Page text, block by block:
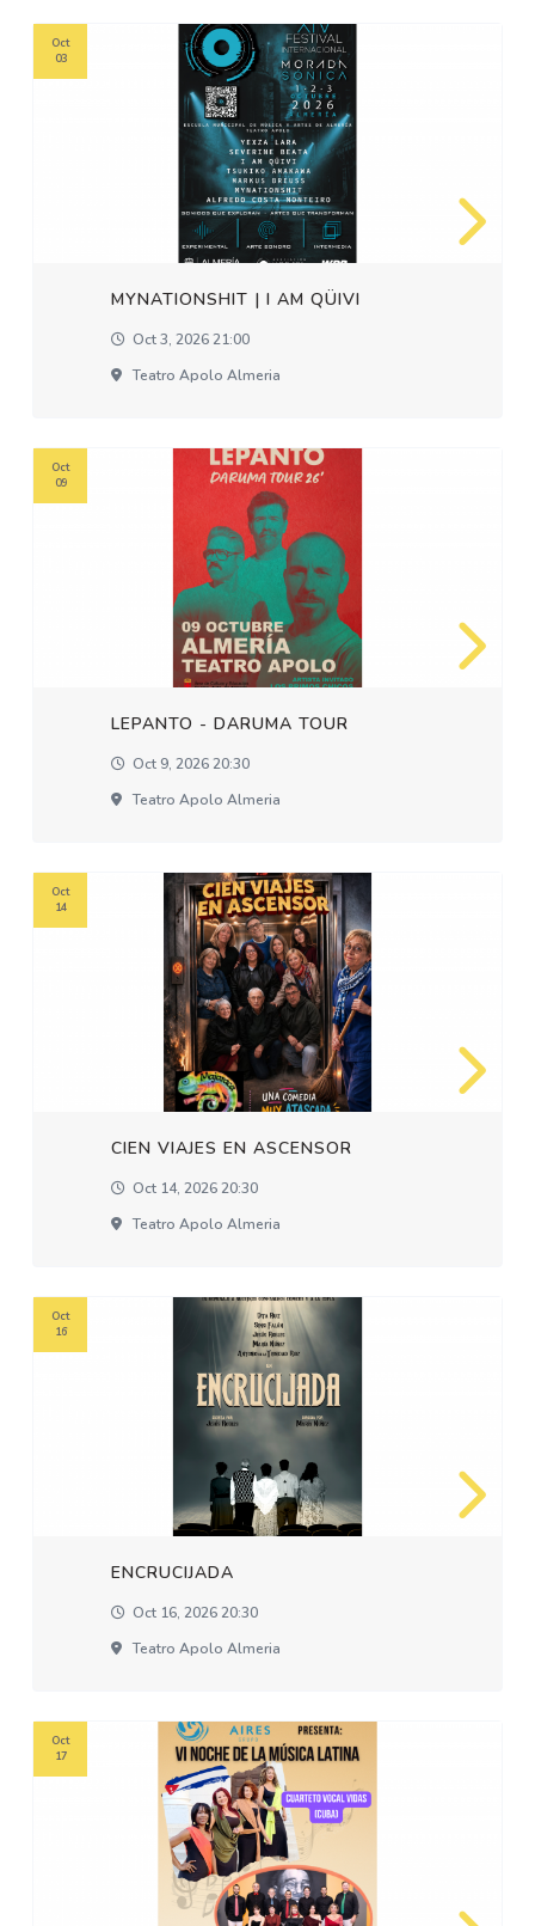
MYNATIONSHIT | I AM QÜIVI
Oct 3, 2026 21:00
Teatro Apolo Almeria
Oct
03
LEPANTO - DARUMA TOUR
Oct 9, 2026 20:30
Teatro Apolo Almeria
Oct
09
CIEN VIAJES EN ASCENSOR
Oct 14, 2026 20:30
Teatro Apolo Almeria
Oct
14
ENCRUCIJADA
Oct 16, 2026 20:30
Teatro Apolo Almeria
Oct
16
Oct
17